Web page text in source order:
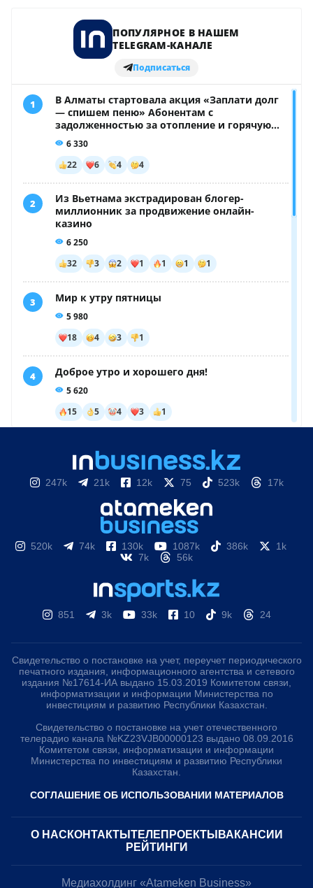
247k 21k 12k 75 523k 17k
520k 74k 130k 1087k 386k
1k
7k
56k
851 3k 33k 10 9k 24
Свидетельство о постановке на учет, переучет периодического
печатного издания, информационного агентства и сетевого
издания №17614-ИА выдано 15.03.2019 Комитетом связи,
информатизации и информации Министерства по
инвестициям и развитию Республики Казахстан.
Свидетельство о постановке на учет отечественного
телерадио канала №KZ23VJB00000123 выдано 08.09.2016
Комитетом связи, информатизации и информации
Министерства по инвестициям и развитию Республики
Казахстан.
СОГЛАШЕНИЕ ОБ ИСПОЛЬЗОВАНИИ МАТЕРИАЛОВ
О НАС КОНТАКТЫ ТЕЛЕПРОЕКТЫ ВАКАНСИИ
РЕЙТИНГИ
Медиахолдинг «Atameken Business»